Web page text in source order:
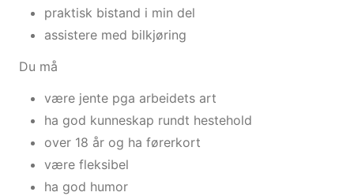
praktisk bistand i min del
assistere med bilkjøring
Du må
være jente pga arbeidets art
ha god kunneskap rundt hestehold
over 18 år og ha førerkort
være fleksibel
ha god humor